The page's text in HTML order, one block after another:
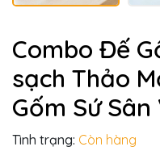
Combo Đế
sạch Thảo
Gốm Sứ Sân
Tình trạng: Còn hàng